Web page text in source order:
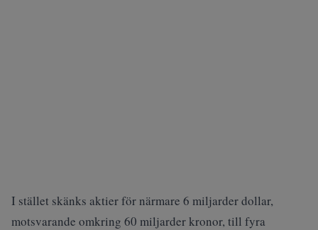
I stället skänks aktier för närmare 6 miljarder dollar,
motsvarande omkring 60 miljarder kronor, till fyra